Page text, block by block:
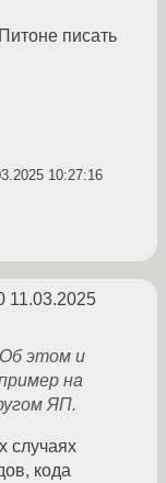
писать
10:27:16
11.03.2025
Об этом и
на
ЯП.
случаях
кода